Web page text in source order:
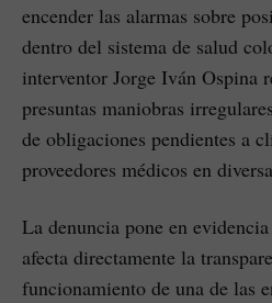
encender las alarmas sobre
dentro del sistema de salud
interventor Jorge Iván Ospina
presuntas maniobras
de obligaciones pendientes a
proveedores médicos en
La denuncia pone en
afecta directamente la
funcionamiento de una de las